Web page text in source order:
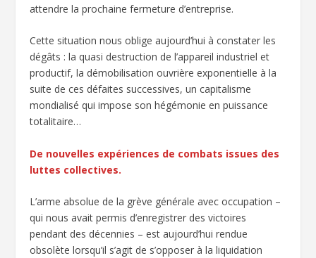
attendre la prochaine fermeture d’entreprise.
Cette situation nous oblige aujourd’hui à constater les
dégâts : la quasi destruction de l’appareil industriel et
productif, la démobilisation ouvrière exponentielle à la
suite de ces défaites successives, un capitalisme
mondialisé qui impose son hégémonie en puissance
totalitaire…
De nouvelles expériences de combats issues des
luttes collectives.
L’arme absolue de la grève générale avec occupation –
qui nous avait permis d’enregistrer des victoires
pendant des décennies – est aujourd’hui rendue
obsolète lorsqu’il s’agit de s’opposer à la liquidation